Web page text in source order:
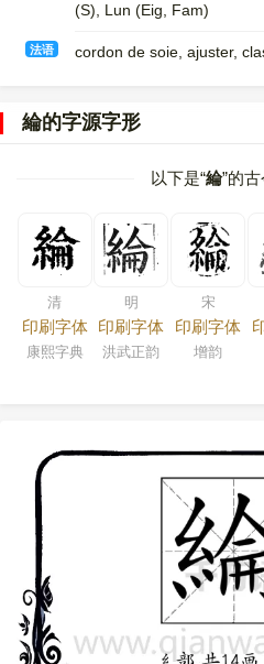
(S)​, Lun (Eig, Fam)
法语 cordon de soie, ajuster,
綸的字源字形
以下是“綸”的
清
印刷字体
康熙字典
明
印刷字体
洪武正韵
宋
印刷字体
增韵